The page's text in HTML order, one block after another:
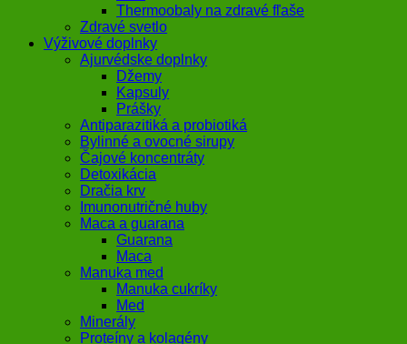
Thermoobaly na zdravé fľaše
Zdravé svetlo
Výživové doplnky
Ajurvédske doplnky
Džemy
Kapsuly
Prášky
Antiparazitiká a probiotiká
Bylinné a ovocné sirupy
Čajové koncentráty
Detoxikácia
Dračia krv
Imunonutričné huby
Maca a guarana
Guarana
Maca
Manuka med
Manuka cukríky
Med
Minerály
Proteíny a kolagény